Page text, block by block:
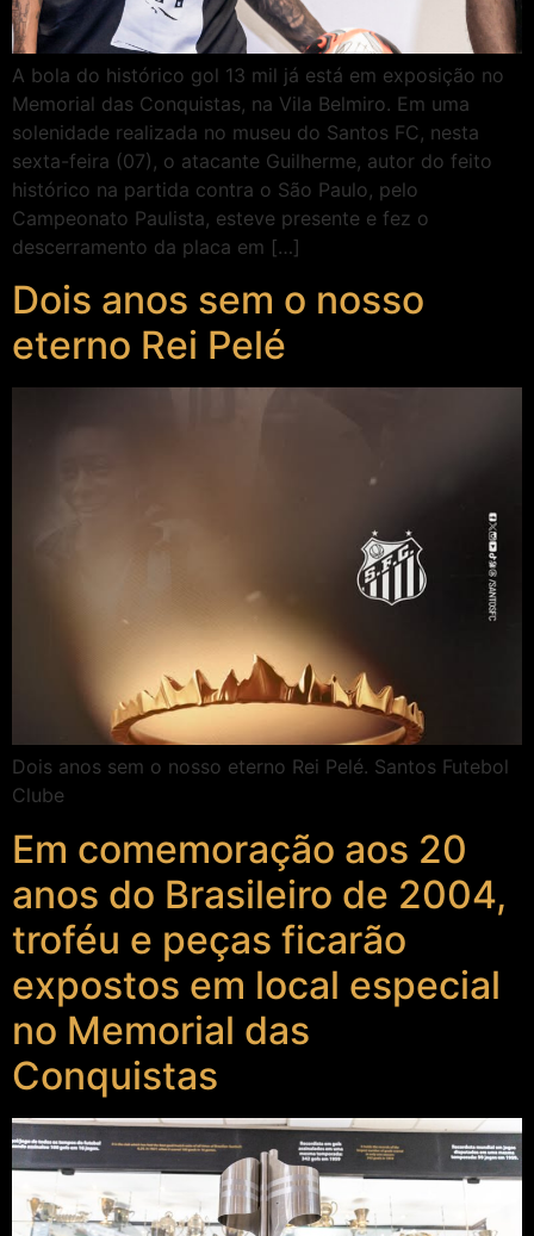
A bola do histórico gol 13 mil já está em exposição no
Memorial das Conquistas, na Vila Belmiro. Em uma
solenidade realizada no museu do Santos FC, nesta
sexta-feira (07), o atacante Guilherme, autor do feito
histórico na partida contra o São Paulo, pelo
Campeonato Paulista, esteve presente e fez o
descerramento da placa em […]
Dois anos sem o nosso
eterno Rei Pelé
Dois anos sem o nosso eterno Rei Pelé. Santos Futebol
Clube
Em comemoração aos 20
anos do Brasileiro de 2004,
troféu e peças ficarão
expostos em local especial
no Memorial das
Conquistas